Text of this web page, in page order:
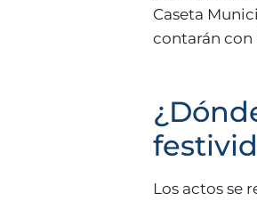
Caseta
contarán con
Los actos se